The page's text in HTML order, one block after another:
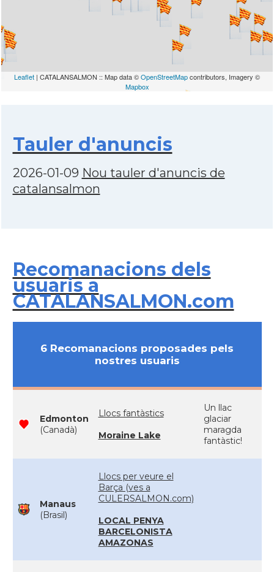
Leaflet | CATALANSALMON :: Map data ©OpenStreetMapcontributors, Imagery ©
Mapbox
Tauler d'anuncis
2026-01-09 Nou tauler d'anuncis de
catalansalmon
Recomanacions dels
usuaris a
CATALANSALMON.com
6 Recomanacions proposades pels
nostres usuaris
Edmonton
(Canadà)
Llocs fantàstics
Moraine Lake
Un llac
glaciar
maragda
fantàstic!
Manaus
(Brasil)
Llocs per veure el
Barça (ves a
CULERSALMON.com)
LOCAL PENYA
BARCELONISTA
AMAZONAS